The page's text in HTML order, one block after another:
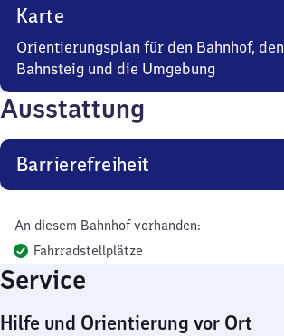
Karte
Orientierungsplan für den Bahnhof, den
Bahnsteig und die Umgebung
Ausstattung
Barrierefreiheit
An diesem Bahnhof vorhanden:
Fahrradstellplätze
Service
Hilfe und Orientierung vor Ort